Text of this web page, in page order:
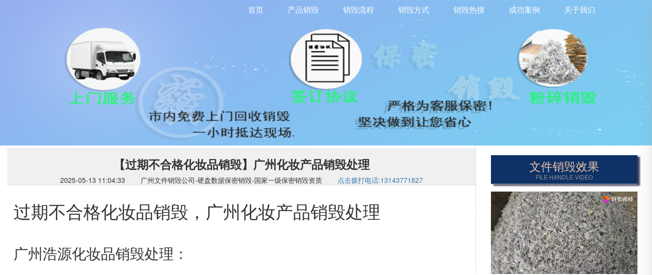
首页 产品销毁 销毁流程 销毁方式 销毁热搜 成功案例 关于我们
【过期不合格化妆品销毁】广州化妆产品销毁处理
2025-05-13 11:04:33 广州文件销毁公司-硬盘数据保密销毁-国家一级保密销毁资质 点击拨打电话:13143771827
过期不合格化妆品销毁，广州化妆产品销毁处理
广州浩源化妆品销毁处理：
文件销毁效果
FILE HANDLE VIDEO